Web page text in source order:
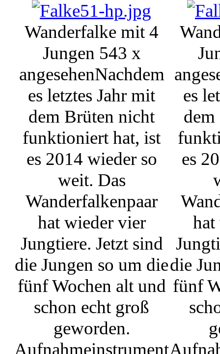
Wanderfalke mit 4
Jungen 543 x
angesehenNachdem
es letztes Jahr mit
dem Brüten nicht
funktioniert hat, ist
es 2014 wieder so
weit. Das
Wanderfalkenpaar
hat wieder vier
Jungtiere. Jetzt sind
die Jungen so um die
fünf Wochen alt und
schon echt groß
geworden.
Aufnahmeinstrument
es
es
die
fünf